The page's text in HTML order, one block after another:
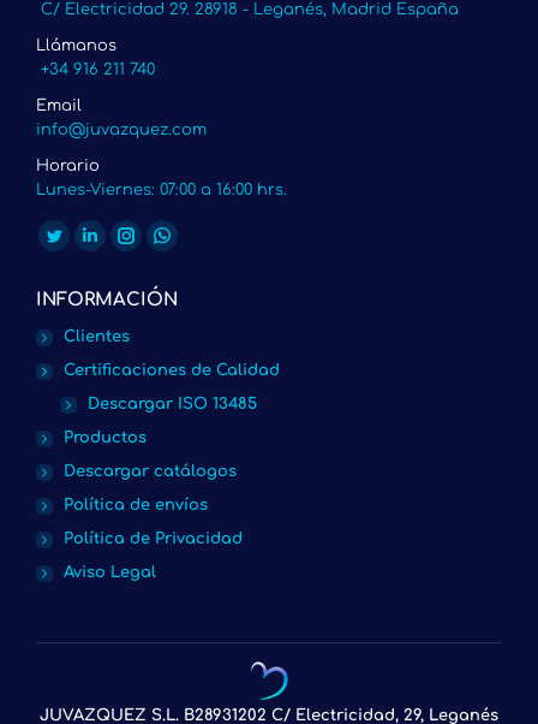
C/ Electricidad 29. 28918 - Leganés, Madrid España
Llámanos
+34 916 211 740
Email
info@juvazquez.com
Horario
Lunes-Viernes: 07:00 a 16:00 hrs.
Encuéntranos en:
Twitter
opens
in
new
window
Linkedin
opens
in
new
window
Instagram
page
opens
in
new
window
Whatsapp
new
window
INFORMACIÓN
Clientes
Certificaciones de Calidad
Descargar ISO 13485
Productos
Descargar catálogos
Política de envíos
Política de Privacidad
Aviso Legal
JUVAZQUEZ S.L. B28931202 C/ Electricidad, 29, Leganés